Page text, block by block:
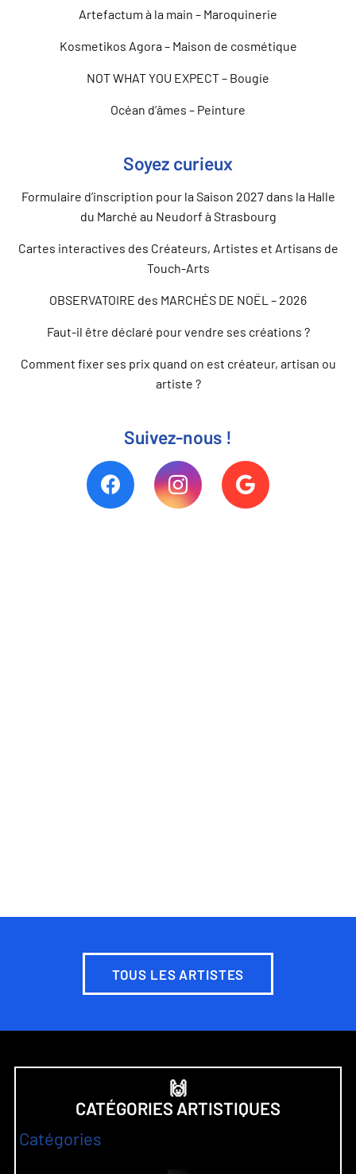
Artefactum à la main – Maroquinerie
Kosmetikos Agora – Maison de cosmétique
NOT WHAT YOU EXPECT – Bougie
Océan d’âmes – Peinture
Soyez curieux
Formulaire d’inscription pour la Saison 2027 dans la Halle
du Marché au Neudorf à Strasbourg
Cartes interactives des Créateurs, Artistes et Artisans de
Touch-Arts
OBSERVATOIRE des MARCHÉS DE NOËL – 2026
Faut-il être déclaré pour vendre ses créations ?
Comment fixer ses prix quand on est créateur, artisan ou
artiste ?
Suivez-nous !
TOUS LES ARTISTES
🙌
CATÉGORIES ARTISTIQUES
Catégories